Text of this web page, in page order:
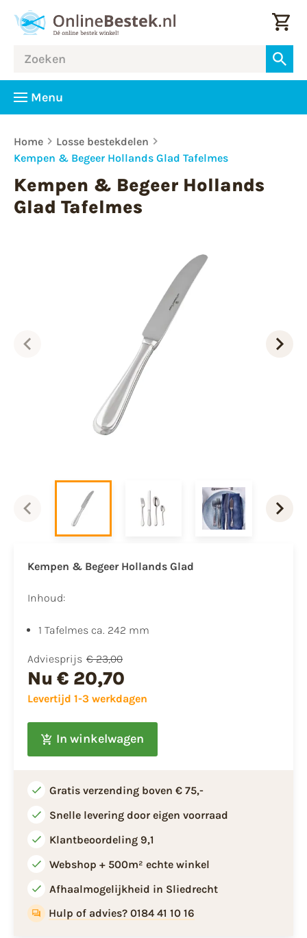
Menu
Home
Losse bestekdelen
Kempen & Begeer Hollands Glad Tafelmes
Kempen & Begeer Hollands
Glad Tafelmes
Kempen & Begeer Hollands Glad
Inhoud:
1 Tafelmes ca. 242 mm
Adviesprijs € 23,00
Nu € 20,70
Levertijd 1-3 werkdagen
In winkelwagen
Gratis verzending boven € 75,-
Snelle levering door eigen voorraad
Klantbeoordeling 9,1
Webshop + 500m² echte winkel
Afhaalmogelijkheid in Sliedrecht
Hulp of advies? 0184 41 10 16